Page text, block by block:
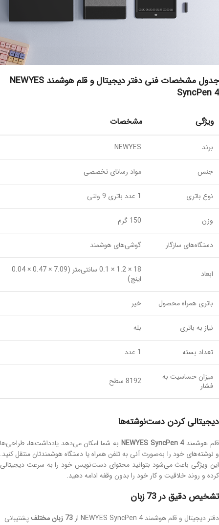
جدول مشخصات فنی دفتر دیجیتال و قلم هوشمند NEWYES
SyncPen 4
ویژگی مشخصات
برند NEWYES
جنس مواد رسانای تخصصی
نوع باتری 1 عدد باتری 9 ولتی
وزن 150 گرم
دستگاه‌های سازگار گوشی‌های هوشمند
ابعاد
18 × 1.2 × 0.1 سانتی‌متر (7.09 × 0.47 × 0.04
اینچ)
باتری همراه محصول خیر
نیاز به باتری بله
تعداد بسته 1 عدد
میزان حساسیت به
فشار
8192 سطح
دیجیتالی کردن دست‌نوشته‌ها
قلم هوشمندNEWYES SyncPen 4 به شما امکان می‌دهد یادداشت‌ها، طراحی‌ها
و نوشته‌های خود را به‌صورت آنی به تلفن همراه یا دستگاه هوشمندتان منتقل کنید.
این ویژگی باعث می‌شود بتوانید محتوای دست‌نویس خود را به سرعت دیجیتالی
کرده و روند خلاقیت و کار خود را بدون وقفه ادامه دهید.
تشخیص دقیق در 73 زبان
دفتر دیجیتال و قلم هوشمند NEWYES SyncPen 4 از 73 زبان مختلف
پشتیبانی